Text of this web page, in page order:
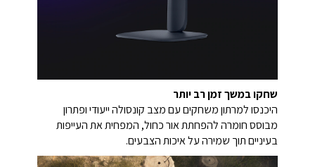
שחקו במשך זמן רב יותר
היכנסו למרתון משחקים עם מצב קונסולה ייעודי ופתרון
מבוסס חומרה להפחתת אור כחול, המפחית את העייפות
בעיניים תוך שמירה על איכות הצבעים.